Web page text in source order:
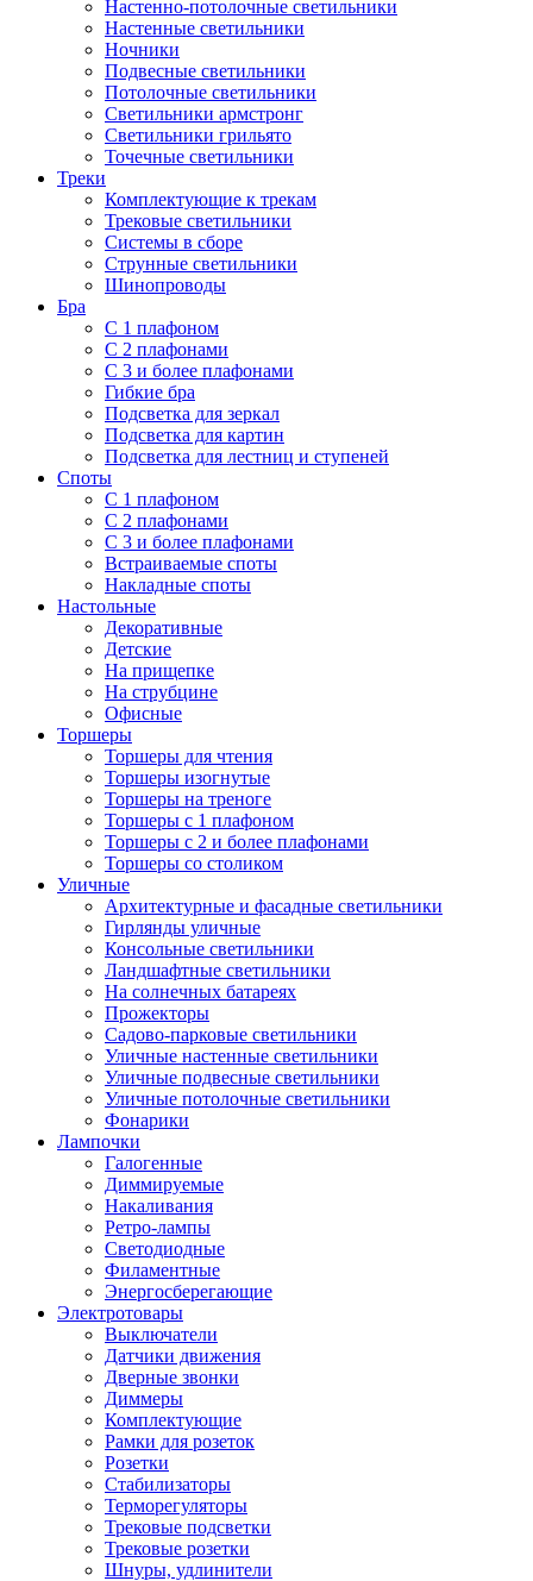
Настенно-потолочные светильники
Настенные светильники
Ночники
Подвесные светильники
Потолочные светильники
Светильники армстронг
Светильники грильято
Точечные светильники
Треки
Комплектующие к трекам
Трековые светильники
Системы в сборе
Струнные светильники
Шинопроводы
Бра
С 1 плафоном
С 2 плафонами
С 3 и более плафонами
Гибкие бра
Подсветка для зеркал
Подсветка для картин
Подсветка для лестниц и ступеней
Споты
С 1 плафоном
С 2 плафонами
С 3 и более плафонами
Встраиваемые споты
Накладные споты
Настольные
Декоративные
Детские
На прищепке
На струбцине
Офисные
Торшеры
Торшеры для чтения
Торшеры изогнутые
Торшеры на треноге
Торшеры с 1 плафоном
Торшеры с 2 и более плафонами
Торшеры со столиком
Уличные
Архитектурные и фасадные светильники
Гирлянды уличные
Консольные светильники
Ландшафтные светильники
На солнечных батареях
Прожекторы
Садово-парковые светильники
Уличные настенные светильники
Уличные подвесные светильники
Уличные потолочные светильники
Фонарики
Лампочки
Галогенные
Диммируемые
Накаливания
Ретро-лампы
Светодиодные
Филаментные
Энергосберегающие
Электротовары
Выключатели
Датчики движения
Дверные звонки
Диммеры
Комплектующие
Рамки для розеток
Розетки
Стабилизаторы
Терморегуляторы
Трековые подсветки
Трековые розетки
Шнуры, удлинители